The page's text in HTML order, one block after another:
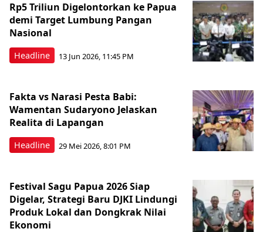
Headline
Rp5 Triliun Digelontorkan ke Papua
demi Target Lumbung Pangan
Nasional
13 Jun 2026, 11:45 PM
Headline
Fakta vs Narasi Pesta Babi:
Wamentan Sudaryono Jelaskan
Realita di Lapangan
29 Mei 2026, 8:01 PM
Festival Sagu Papua 2026 Siap
Digelar, Strategi Baru DJKI Lindungi
Produk Lokal dan Dongkrak Nilai
Ekonomi